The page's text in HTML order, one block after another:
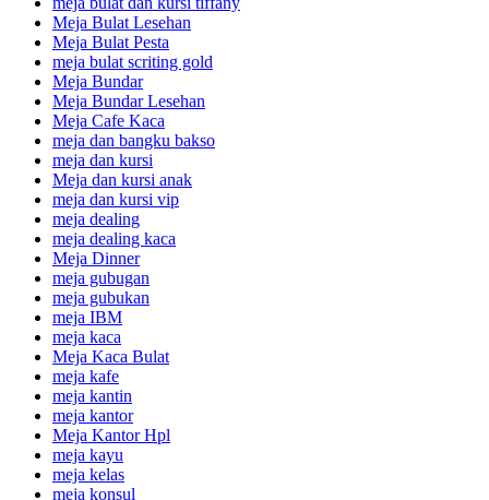
Meja Bulat Lesehan
Meja Bulat Pesta
meja bulat scriting gold
Meja Bundar
Meja Bundar Lesehan
Meja Cafe Kaca
meja dan bangku bakso
meja dan kursi
Meja dan kursi anak
meja dan kursi vip
meja dealing
meja dealing kaca
Meja Dinner
meja gubugan
meja gubukan
meja IBM
meja kaca
Meja Kaca Bulat
meja kafe
meja kantin
meja kantor
Meja Kantor Hpl
meja kayu
meja kelas
meja konsul